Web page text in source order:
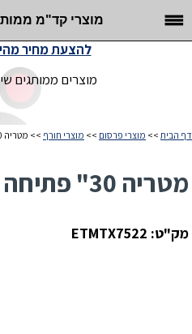
מוצרי קד"מ
מוצרים ממותגים
להצעת מחיר
דף הבית >> מוצרי פרסום >> מוצרי חורף >> מטריה 30" פתיחה אוטומטית
מטריה 30" פתיחה אוטומטית
מק"ט: ETMTX7522